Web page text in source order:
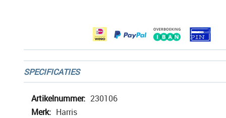
SPECIFICATIES
Meer
informatie
230106
Harris